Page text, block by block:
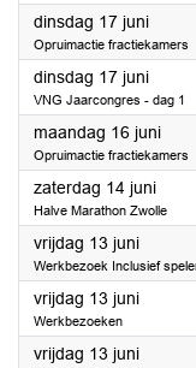
dinsdag 17 juni2025
Opruimactie fractiekamers
dinsdag 17 juni2025
VNG Jaarcongres - dag 1
maandag 16 juni2025
Opruimactie fractiekamers
zaterdag 14 juni2025
Halve Marathon Zwolle
vrijdag 13 juni2025
Werkbezoek Inclusief
vrijdag 13 juni2025
Werkbezoeken
vrijdag 13 juni2025